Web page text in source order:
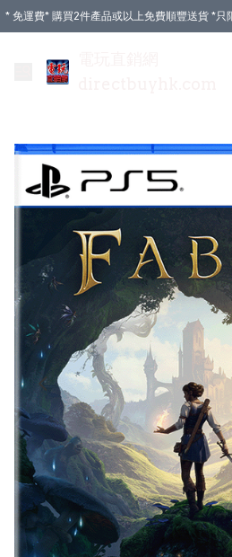
* 免運費* 購買2件產品或以上免費順豐送貨 *只